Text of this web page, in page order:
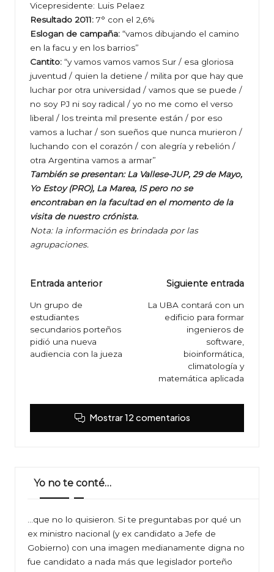
Vicepresidente: Luis Pelaez
Resultado 2011: 7° con el 2,6%
Eslogan de campaña: “vamos dibujando el camino
en la facu y en los barrios”
Cantito: “y vamos vamos vamos Sur / esa gloriosa
juventud / quien la detiene / milita por que hay que
luchar por otra universidad / vamos que se puede /
no soy PJ ni soy radical / yo no me como el verso
liberal / los treinta mil presente están / por eso
vamos a luchar / son sueños que nunca murieron /
luchando con el corazón / con alegría y rebelión /
otra Argentina vamos a armar”
También se presentan: La Vallese-JUP, 29 de Mayo,
Yo Estoy (PRO), La Marea, IS pero no se
encontraban en la facultad en el momento de la
visita de nuestro crónista.
Nota: la información es brindada por las
agrupaciones.
Navegación
de
entradas
Entrada anterior
Un grupo de
estudiantes
secundarios porteños
pidió una nueva
audiencia con la jueza
Siguiente entrada
La UBA contará con un
edificio para formar
ingenieros de
software,
bioinformática,
climatología y
matemática aplicada
Mostrar 12 comentarios
Yo no te conté…
…que no lo quisieron. Si te preguntabas por qué un
ex ministro nacional (y ex candidato a Jefe de
Gobierno) con una imagen medianamente digna no
fue candidato a nada más que legislador porteño